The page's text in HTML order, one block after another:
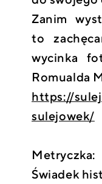
Zanim
to
wycinka
Romualda
https://
sulejowek/
Metryczka:
Świadek